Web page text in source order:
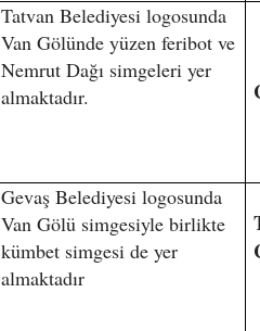
Tatvan Belediyesi logosunda
Van Gölünde yüzen feribot ve
Nemrut Dağı simgeleri yer
almaktadır.
Gevaş Belediyesi logosunda
Van Gölü simgesiyle birlikte
kümbet simgesi de yer
almaktadır